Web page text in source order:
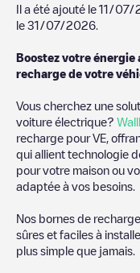
Il a été ajouté le 11/07/
le 31/07/2026
Boostez votre énergie
recharge de votre
Vous cherchez une
voiture électrique?
recharge pour VE,
qui allient technologie
pour votre maison ou
adaptée à vos besoins.
Nos bornes de
sûres et faciles à
plus simple que jamais.